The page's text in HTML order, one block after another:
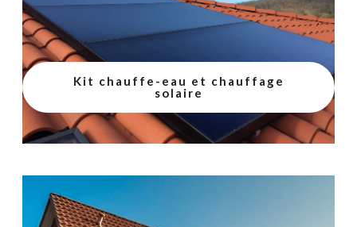
Kit chauffe-eau et chauffage
solaire